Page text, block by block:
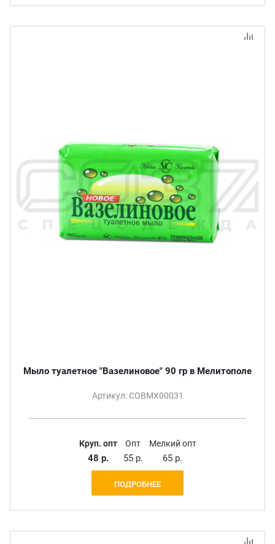
Мыло туалетное "Вазелиновое" 90 гр в Мелитополе
Артикул: СОВМХ00031
Круп. опт
48 р.
Опт
55 р.
Мелкий опт
65 р.
ПОДРОБНЕЕ